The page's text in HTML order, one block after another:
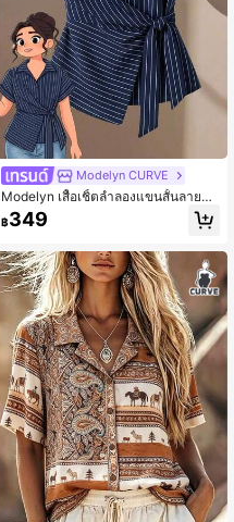
Modelyn CURVE
Modelyn เสื้อเชิ้ตลำลองแขนสั้นลายทา
งสำหรับผู้หญิงไซส์ใหญ่พิเศษผูกเอว
฿349